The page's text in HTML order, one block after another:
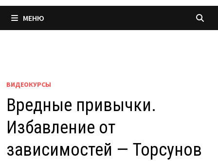
МЕНЮ
ВИДЕОКУРСЫ
Вредные привычки.
Избавление от
зависимостей — Торсунов